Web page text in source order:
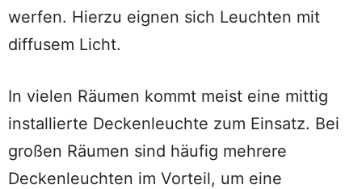
werfen. Hierzu eignen sich Leuchten mit
diffusem Licht.
In vielen Räumen kommt meist eine mittig
installierte Deckenleuchte zum Einsatz. Bei
großen Räumen sind häufig mehrere
Deckenleuchten im Vorteil, um eine